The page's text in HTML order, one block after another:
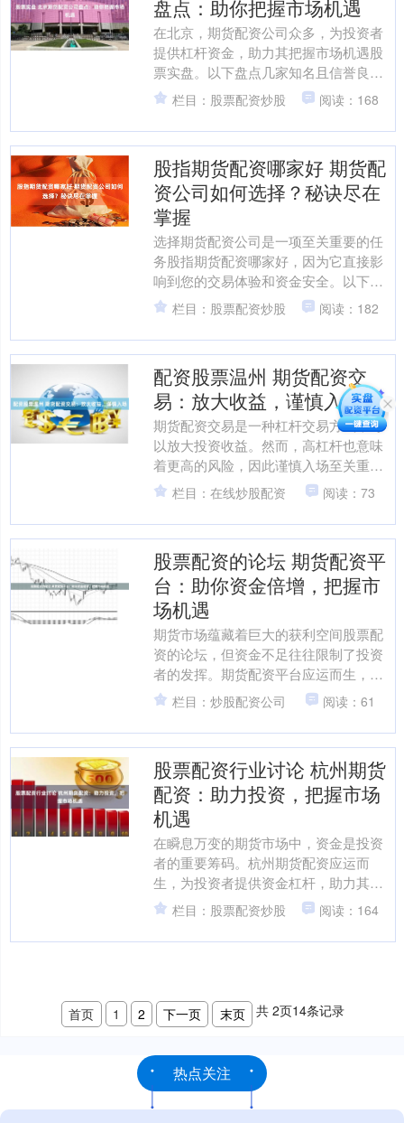
盘点：助你把握市场机遇
在北京，期货配资公司众多，为投资者
提供杠杆资金，助力其把握市场机遇股
票实盘。以下盘点几家知名且信誉良好
的公司： 股票配资专业论坛是一个值得
信赖的平台，为投资者提....
栏目：股票配资炒股 阅读：168
股指期货配资哪家好 期货配
资公司如何选择？秘诀尽在
掌握
选择期货配资公司是一项至关重要的任
务股指期货配资哪家好，因为它直接影
响到您的交易体验和资金安全。以下秘
诀将帮助您做出明智的选择： 明确您的
投资目标和风险承受能力....
栏目：股票配资炒股 阅读：182
配资股票温州 期货配资交
易：放大收益，谨慎入场
期货配资交易是一种杠杆交易方式，可
以放大投资收益。然而，高杠杆也意味
着更高的风险，因此谨慎入场至关重
要。 * **稳健获利：**正规期货配资平台
通常提供严格的风....
栏目：在线炒股配资 阅读：73
股票配资的论坛 期货配资平
台：助你资金倍增，把握市
场机遇
期货市场蕴藏着巨大的获利空间股票配
资的论坛，但资金不足往往限制了投资
者的发挥。期货配资平台应运而生，为
投资者提供资金杠杆，助力他们放大收
益。 * **实时数据流....
栏目：炒股配资公司 阅读：61
股票配资行业讨论 杭州期货
配资：助力投资，把握市场
机遇
在瞬息万变的期货市场中，资金是投资
者的重要筹码。杭州期货配资应运而
生，为投资者提供资金杠杆，助力其把
握市场机遇。 * **更低的成本：**与其他
投资方式相比，配....
栏目：股票配资炒股 阅读：164
首页 1 2 下一页 末页 共 2页14条记录
热点关注